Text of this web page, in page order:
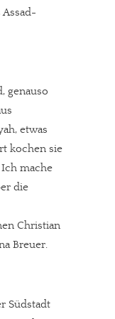
Assad-
genauso
etwas
kochen sie
Ich mache
die
Christian
Breuer.
Südstadt